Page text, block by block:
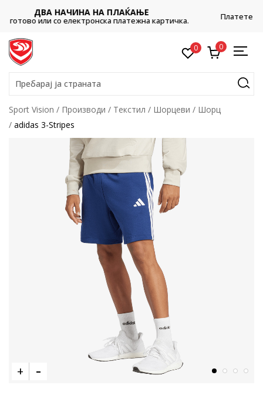
CLICK & COLLECT
Платете со картичка online и подигнете во
ваш избор
0 0
Пребарај ја страната
Sport Vision Производи Текстил Шорцеви
Шорц
adidas 3-Stripes